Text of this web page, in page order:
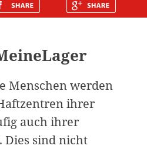
Menschen werden
ihrer
auch ihrer
Dies sind nicht